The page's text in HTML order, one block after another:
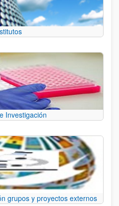
Investigación
grupos y proyectos externos